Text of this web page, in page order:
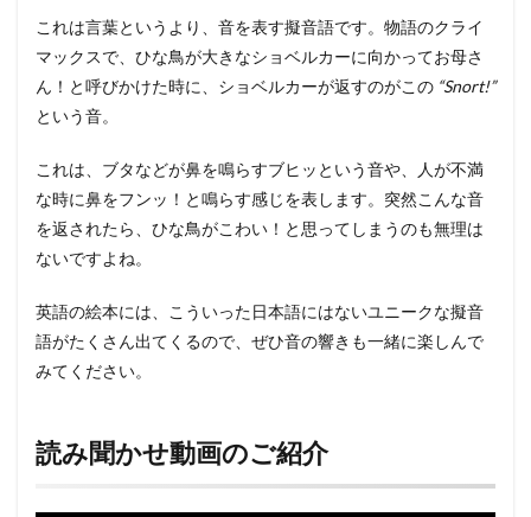
これは言葉というより、音を表す擬音語です。物語のクライ
マックスで、ひな鳥が大きなショベルカーに向かってお母さ
ん！と呼びかけた時に、ショベルカーが返すのがこの “Snort!”
という音。
これは、ブタなどが鼻を鳴らすブヒッという音や、人が不満
な時に鼻をフンッ！と鳴らす感じを表します。突然こんな音
を返されたら、ひな鳥がこわい！と思ってしまうのも無理は
ないですよね。
英語の絵本には、こういった日本語にはないユニークな擬音
語がたくさん出てくるので、ぜひ音の響きも一緒に楽しんで
みてください。
読み聞かせ動画のご紹介